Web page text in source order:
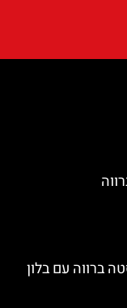
ברווה עם בלון